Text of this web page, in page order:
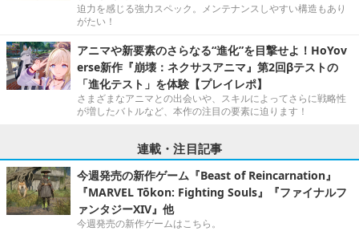
迫力を感じる強力スペック。メンテナンスしやすい構造もあり
がたい！
アニマや新要素のさらなる“進化”を目撃せよ！HoYov
erse新作『崩壊：ネクサスアニマ』第2回βテストの
「進化テスト」を体験【プレイレポ】
さまざまなアニマとの出会いや、スキルによってさらに戦略性
が増したバトルなど、本作の注目の要素に迫ります！
連載・注目記事
今週発売の新作ゲーム『Beast of Reincarnation』
『MARVEL Tōkon: Fighting Souls』『ファイナルフ
ァンタジーXIV』他
今週発売の新作ゲームはこちら。